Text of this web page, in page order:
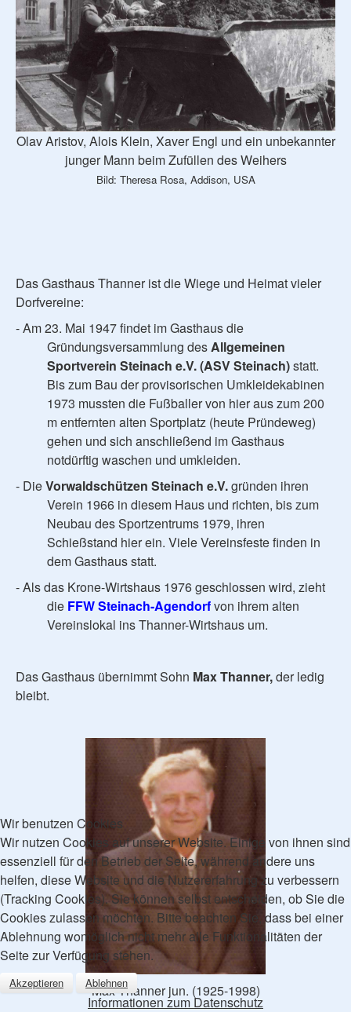
Olav Aristov, Alois Klein, Xaver Engl und ein unbekannter
junger Mann beim Zufüllen des Weihers
Bild: Theresa Rosa, Addison, USA
Das Gasthaus Thanner ist die Wiege und Heimat vieler
Dorfvereine:
- Am 23. Mai 1947 findet im Gasthaus die
Gründungsversammlung desAllgemeinen
Sportverein Steinach e.V. (ASV Steinach)statt.
Bis zum Bau der provisorischen Umkleidekabinen
1973 mussten die Fußballer von hier aus zum 200
m entfernten alten Sportplatz (heute Pründeweg)
gehen und sich anschließend im Gasthaus
notdürftig waschen und umkleiden.
- DieVorwaldschützen Steinach e.V.gründen ihren
Verein 1966 in diesem Haus und richten, bis zum
Neubau des Sportzentrums 1979, ihren
Schießstand hier ein. Viele Vereinsfeste finden in
dem Gasthaus statt.
- Als das Krone-Wirtshaus 1976 geschlossen wird, zieht
die FFW Steinach-Agendorfvon ihrem alten
Vereinslokal ins Thanner-Wirtshaus um.
Das Gasthaus übernimmt Sohn Max Thanner,der ledig
bleibt.
Max Thanner jun. (1925-1998)
Wir benutzen Cookies
Wir nutzen Cookies auf unserer Website. Einige von ihnen sind
essenziell für den Betrieb der Seite, während andere uns
helfen, diese Website und die Nutzererfahrung zu verbessern
(Tracking Cookies). Sie können selbst entscheiden, ob Sie die
Cookies zulassen möchten. Bitte beachten Sie, dass bei einer
Ablehnung womöglich nicht mehr alle Funktionalitäten der
Seite zur Verfügung stehen.
Akzeptieren Ablehnen
Informationen zum Datenschutz